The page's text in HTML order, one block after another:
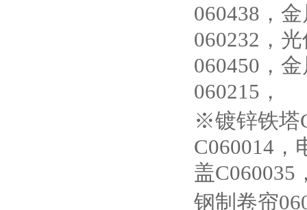
060438，
060232，
060450，
060215，
※镀锌铁塔
C060014，
盖C060035
钢制卷帘